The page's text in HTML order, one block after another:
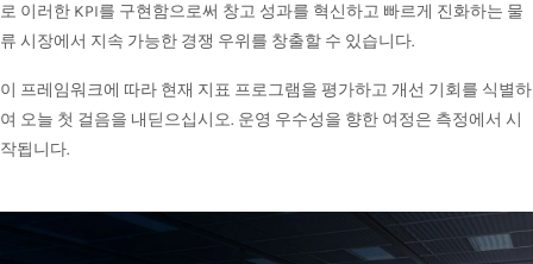
로 이러한 KPI를 구현함으로써 창고 성과를 혁신하고 빠르게 진화하는 물
류 시장에서 지속 가능한 경쟁 우위를 창출할 수 있습니다.
이 프레임워크에 따라 현재 지표 프로그램을 평가하고 개선 기회를 식별하
여 오늘 첫 걸음을 내딛으십시오. 운영 우수성을 향한 여정은 측정에서 시
작됩니다.